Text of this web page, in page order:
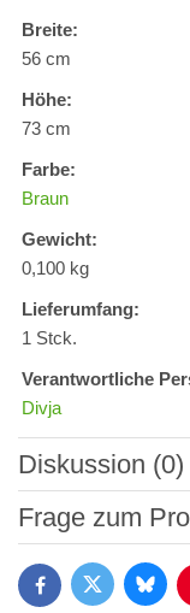
Breite:
56 cm
Höhe:
73 cm
Farbe:
Braun
Gewicht:
0,100 kg
Lieferumfang:
1 Stck.
Verantwortliche
Divja
Diskussion (0)
Neuer
Titel:
Frage zum
FacebookTwitter